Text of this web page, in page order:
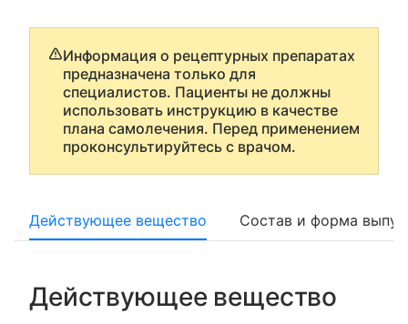
Информация о рецептурных препаратах
предназначена только для
специалистов. Пациенты не должны
использовать инструкцию в качестве
плана самолечения. Перед применением
проконсультируйтесь с врачом.
Действующее вещество Состав и форма
Действующее вещество